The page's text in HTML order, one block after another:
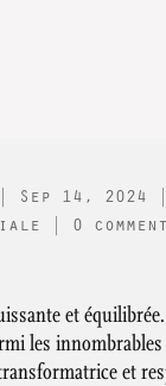
Sep 14, 2024
0
et
les
et